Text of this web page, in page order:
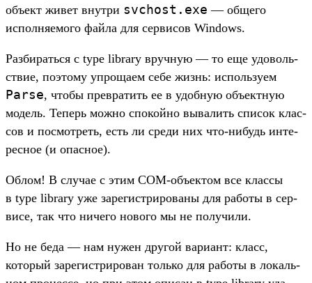
объ­ект живет внут­ри svchost. exe — обще­го
исполня­емо­го фай­ла для сер­висов Windows.
Раз­бирать­ся с type library вруч­ную — то еще удо­воль­
ствие, поэто­му упро­щаем себе жизнь: исполь­зуем
Parse, что­бы прев­ратить ее в удоб­ную объ­ектную
модель. Теперь мож­но спо­кой­но вывалить спи­сок клас­
сов и пос­мотреть, есть ли сре­ди них что‑нибудь инте­
рес­ное (и опас­ное).
Об­лом! В слу­чае с этим COM-объ­ектом все клас­сы
в type library уже зарегис­три­рова­ны для работы в сер­
висе, так что ничего нового мы не получи­ли.
Но не беда — нам нужен дру­гой вари­ант: класс,
который зарегис­три­рован толь­ко для работы в локаль­